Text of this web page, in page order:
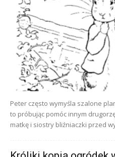
Peter często wymyśla szalone
to próbując pomóc innym
matkę i siostry bliźniaczki przed